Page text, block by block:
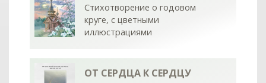
Стихотворение о годовом
круге, с цветными
иллюстрациями
ОТ СЕРДЦА К СЕРДЦУ